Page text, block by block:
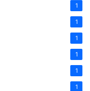
1
1
1
1
1
1